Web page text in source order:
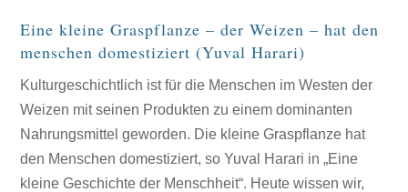
Eine kleine Graspflanze – der Weizen – hat den
menschen domestiziert (Yuval Harari)
Kulturgeschichtlich ist für die Menschen im Westen der
Weizen mit seinen Produkten zu einem dominanten
Nahrungsmittel geworden. Die kleine Graspflanze hat
den Menschen domestiziert, so Yuval Harari in „Eine
kleine Geschichte der Menschheit“. Heute wissen wir,